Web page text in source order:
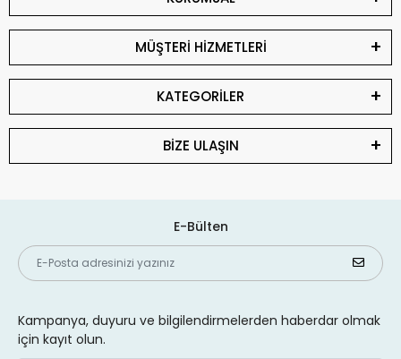
MÜŞTERİ HİZMETLERİ
KATEGORİLER
BİZE ULAŞIN
E-Bülten
Kampanya, duyuru ve bilgilendirmelerden haberdar olmak
için kayıt olun.